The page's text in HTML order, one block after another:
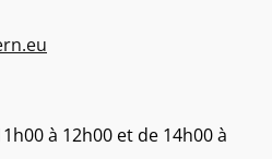
à 12h00 et de 14h00 à